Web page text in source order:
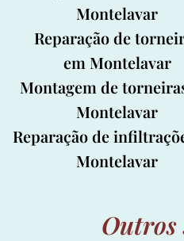
Montelavar
Reparação de
em Montelavar
Montagem de
Montelavar
Reparação de
Montelavar
Outros